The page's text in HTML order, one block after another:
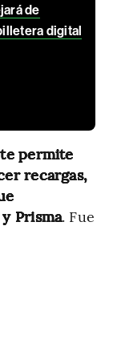
de
digital
permite
recargas,
Prisma. Fue